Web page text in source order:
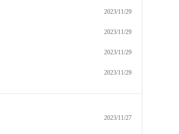
2023/11/29
2023/11/29
2023/11/29
2023/11/29
2023/11/27